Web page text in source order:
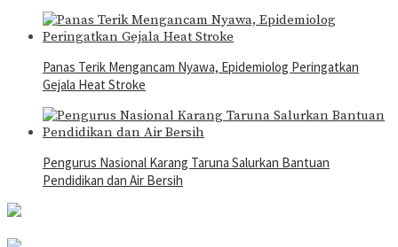
Panas Terik Mengancam Nyawa, Epidemiolog Peringatkan
Gejala Heat Stroke
Pengurus Nasional Karang Taruna Salurkan Bantuan
Pendidikan dan Air Bersih